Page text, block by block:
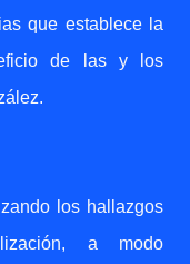
que establece la
de las y los
los hallazgos
a modo